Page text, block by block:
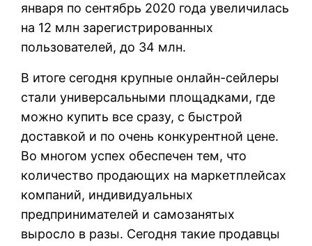
января по сентябрь 2020 года увеличилась
на 12 млн зарегистрированных
пользователей, до 34 млн.
В итоге сегодня крупные онлайн-сейлеры
стали универсальными площадками, где
можно купить все сразу, с быстрой
доставкой и по очень конкурентной цене.
Во многом успех обеспечен тем, что
количество продающих на маркетплейсах
компаний, индивидуальных
предпринимателей и самозанятых
выросло в разы. Сегодня такие продавцы